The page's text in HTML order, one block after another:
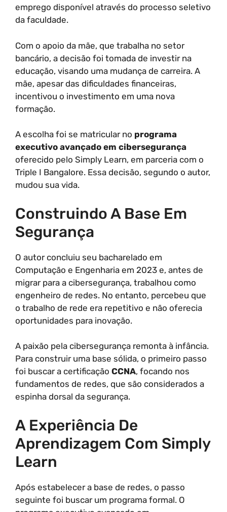
emprego disponível através do processo seletivo
da faculdade.
Com o apoio da mãe, que trabalha no setor
bancário, a decisão foi tomada de investir na
educação, visando uma mudança de carreira. A
mãe, apesar das dificuldades financeiras,
incentivou o investimento em uma nova
formação.
A escolha foi se matricular no programa
executivo avançado em cibersegurança
oferecido pelo Simply Learn, em parceria com o
Triple I Bangalore. Essa decisão, segundo o autor,
mudou sua vida.
Construindo A Base Em
Segurança
O autor concluiu seu bacharelado em
Computação e Engenharia em 2023 e, antes de
migrar para a cibersegurança, trabalhou como
engenheiro de redes. No entanto, percebeu que
o trabalho de rede era repetitivo e não oferecia
oportunidades para inovação.
A paixão pela cibersegurança remonta à infância.
Para construir uma base sólida, o primeiro passo
foi buscar a certificação CCNA, focando nos
fundamentos de redes, que são considerados a
espinha dorsal da segurança.
A Experiência De
Aprendizagem Com Simply
Learn
Após estabelecer a base de redes, o passo
seguinte foi buscar um programa formal. O